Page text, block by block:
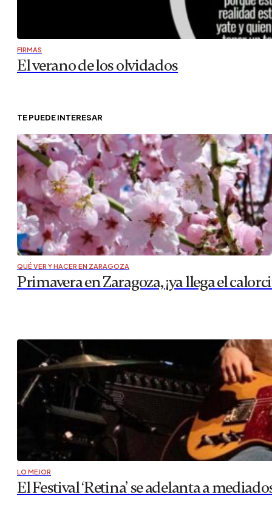
FIRMAS
El verano de los olvidados
TE PUEDE INTERESAR
QUÉ VER Y HACER EN ZARAGOZA
Primavera en Zaragoza, ¡ya llega el
LO MEJOR
El Festival ‘Retina’ se adelanta a